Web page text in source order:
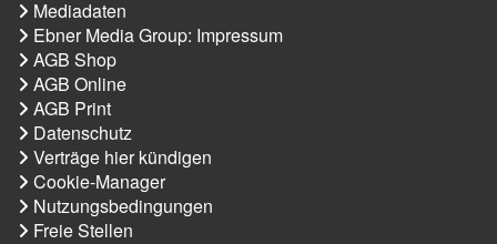
Mediadaten
Ebner Media Group: Impressum
AGB Shop
AGB Online
AGB Print
Datenschutz
Verträge hier kündigen
Cookie-Manager
Nutzungsbedingungen
Freie Stellen